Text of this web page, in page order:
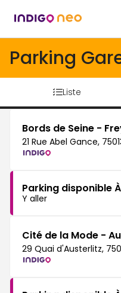
Parking
Liste
Bords de Seine -
21 Rue Abel Gance,
Parking disponible
Y aller
Cité de la Mode -
29 Quai d'Austerlitz,